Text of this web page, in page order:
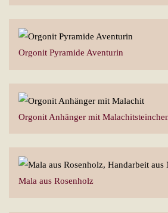
Orgonit Pyramide Aventurin
Orgonit Anhänger mit
Mala aus Rosenholz